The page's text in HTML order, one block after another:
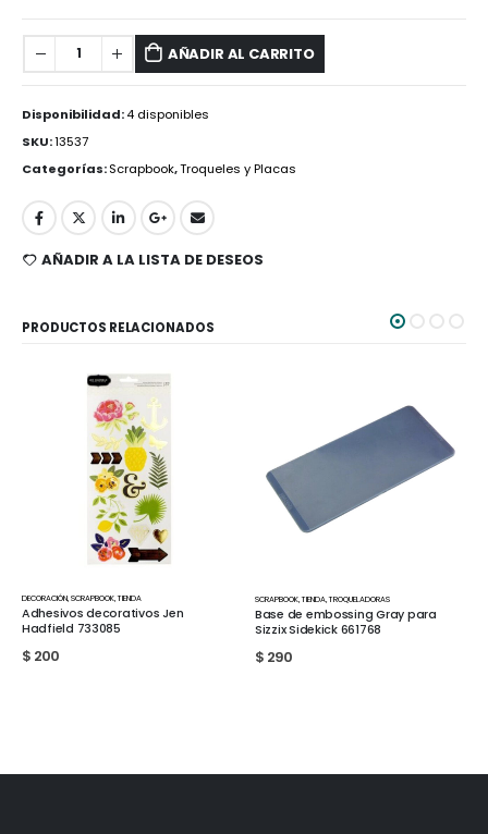
AÑADIR AL CARRITO
Disponibilidad:4 disponibles
SKU:13537
Categorías:Scrapbook,Troqueles y Placas
AÑADIR A LA LISTA DE DESEOS
PRODUCTOS RELACIONADOS
SCRAPBOOK,TIENDA,TROQUELADORAS
Base de embossing Gray para
Sizzix Sidekick 661768
$290
ORGANIZACION,SCRAPBOOK
Desk Pad doble cara Ibi Craft